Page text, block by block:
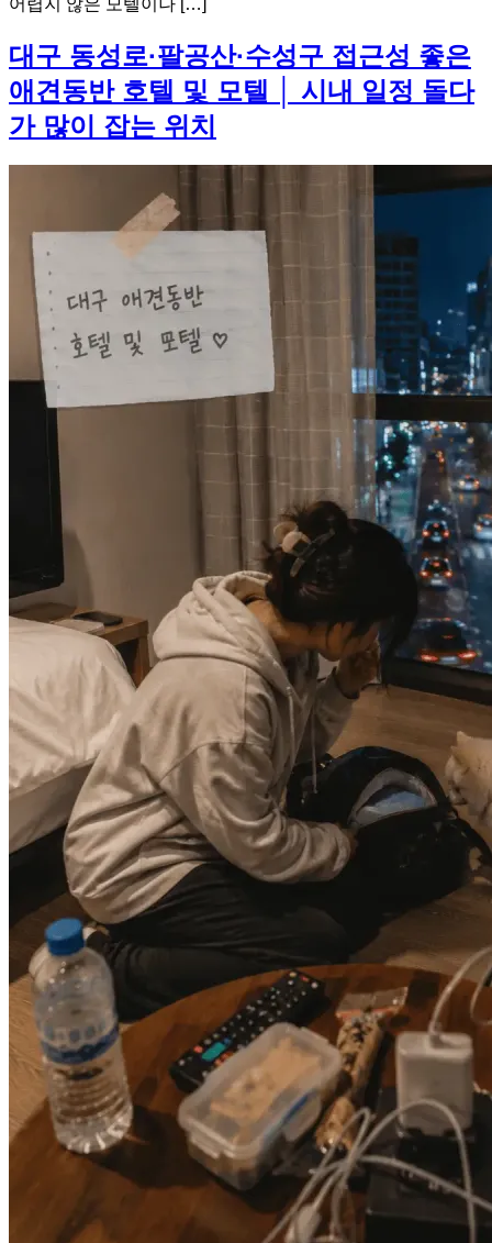
대구 동성로·팔공산·수성구 접근성 좋은
애견동반 호텔 및 모텔 │ 시내 일정 돌다
가 많이 잡는 위치